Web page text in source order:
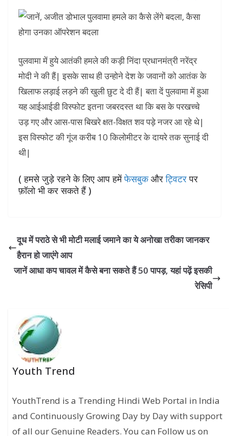
पुलवामा में हुये आतंकी हमले की कड़ी निंदा प्रधानमंत्री नरेंद्र
मोदी ने की हैं| इसके साथ ही उन्होने देश के जवानों को आतंक के
खिलाफ लड़ाई लड़ने की खुली छुट दे दी हैं| बता दें पुलवामा में हुआ
यह आईआईडी विस्फोट इतना जबरदस्त था कि बस के परखच्चे
उड़ गए और आस-पास बिखरे क्षत-विक्षत शव पड़े नजर आ रहे थे|
इस विस्फोट की गूंज करीब 10 किलोमीटर के दायरे तक सुनाई दी
थी|
( हमसे जुड़े रहने के लिए आप हमेंफेसबुकऔरट्विटरपर
फ़ॉलो भी कर सकते हैं )
दूध में पराठे से भी मोटी मलाई जमाने का ये अनोखा तरीका जानकर
हैरान हो जाएंगे आप
जानें आधा कप चावल में कैसे बना सकते हैं 50 पापड़, यहां पढ़ें इसकी
रेसिपी
Youth Trend
YouthTrend is a Trending Hindi Web Portal in India
and Continuously Growing Day by Day with support
of all our Genuine Readers. You can Follow us on